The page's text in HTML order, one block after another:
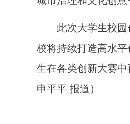
此次大学生校
校将持续打造高水
生在各类创新大赛
申平平 报道）